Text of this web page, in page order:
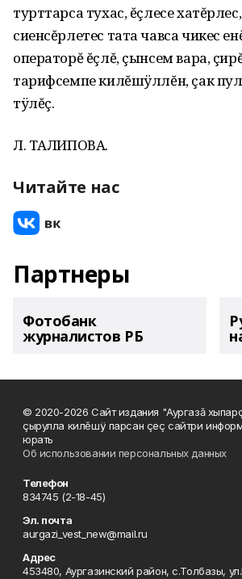
турттарса тухас, ĕçлесе
сиенсĕрлетес тата чавса чикес
операторĕ ĕçлĕ, çынсем вара,
тарифсемпе килĕшÿллĕн, çак
тÿлĕç.
Л. ТАЛИПОВА.
Читайте нас
Партнеры
Фотобанк
журналистов РБ
© 2020-2026 Сайт издания "Аургазă
çырулла килĕшÿ парсан çеç сайтри
юрать
Об использовании персональных данных
Телефон
834745 (2-18-45)
Эл. почта
aurgazi_vest_new@mail.ru
Адрес
453480, Аургазинский район, с.Толбазы,